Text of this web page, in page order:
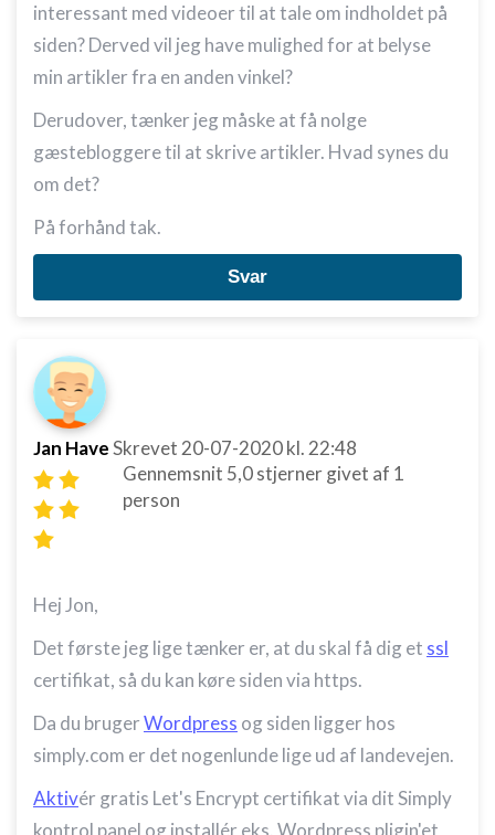
interessant med videoer til at tale om indholdet på
siden? Derved vil jeg have mulighed for at belyse
min artikler fra en anden vinkel?
Derudover, tænker jeg måske at få nolge
gæstebloggere til at skrive artikler. Hvad synes du
om det?
På forhånd tak.
Svar
Jan HaveSkrevet 20-07-2020kl. 22:48
Gennemsnit 5,0stjerner givet af 1
person
Hej Jon,
Det første jeg lige tænker er, at du skal få dig et ssl
certifikat, så du kan køre siden via https.
Da du brugerWordpress og siden ligger hos
simply.com er det nogenlunde lige ud af landevejen.
Aktivér gratis Let's Encrypt certifikat via dit Simply
kontrol panel og installér eks. Wordpress pligin'et